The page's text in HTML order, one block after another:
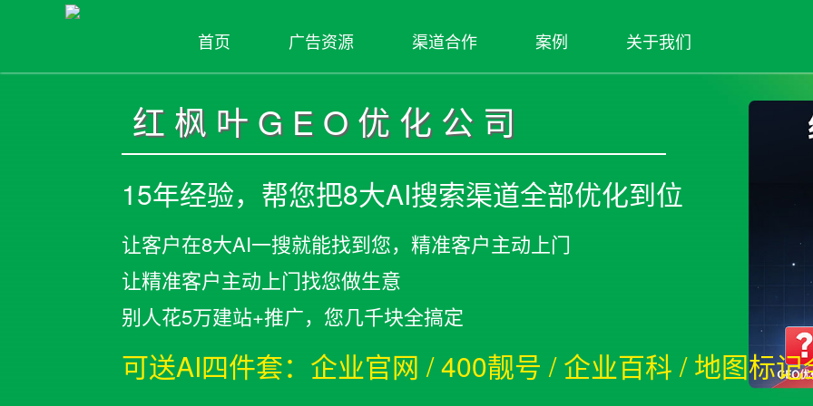
首页 广告资源 渠道合作 案例 关于我们
红枫叶GEO优化公司
15年经验，帮您把8大AI搜索渠道全部优化到位
让客户在8大AI一搜就能找到您，精准客户主动上门
让精准客户主动上门找您做生意
别人花5万建站+推广，您几千块全搞定
可送AI四件套：企业官网 / 400靓号 / 企业百科 / 地图标记